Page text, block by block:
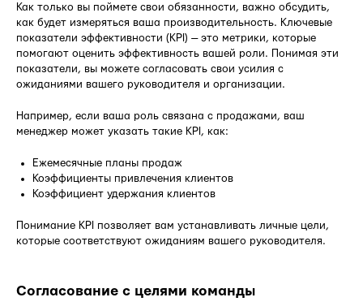
Как только вы поймете свои обязанности, важно обсудить,
как будет измеряться ваша производительность. Ключевые
показатели эффективности (KPI) — это метрики, которые
помогают оценить эффективность вашей роли. Понимая эти
показатели, вы можете согласовать свои усилия с
ожиданиями вашего руководителя и организации.
Например, если ваша роль связана с продажами, ваш
менеджер может указать такие KPI, как:
Ежемесячные планы продаж
Коэффициенты привлечения клиентов
Коэффициент удержания клиентов
Понимание KPI позволяет вам устанавливать личные цели,
которые соответствуют ожиданиям вашего руководителя.
Согласование с целями команды